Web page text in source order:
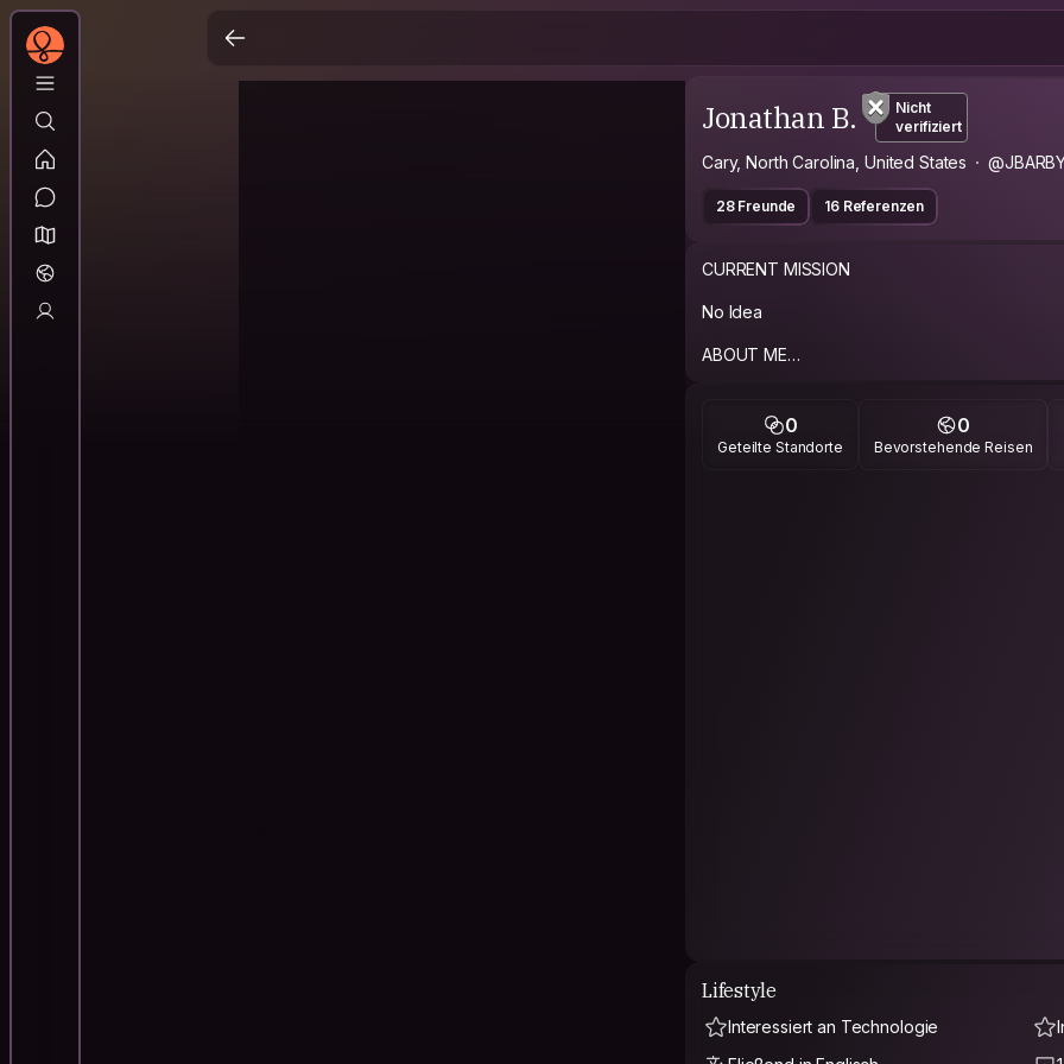
Jonathan B.
Nicht
verifiziert
Cary, North Carolina, United States
28 Freunde 16 Referenzen
CURRENT MISSION
No Idea
ABOUT ME
me :). FYI I am unfortunately a litter heavier
wanting to stay I am into the bar or club scene
0
Geteilte Standorte
0
Bevorstehende Reisen
Lifestyle
Interessiert an Technologie